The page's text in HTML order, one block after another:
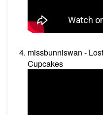
missbunniswan -
Cupcakes